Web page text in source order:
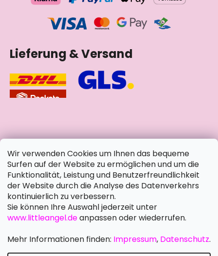
Wir verwenden Cookies um Ihnen das bequeme
Surfen auf der Website zu ermöglichen und um die
Funktionalität, Leistung und Benutzerfreundlichkeit
der Website durch die Analyse des Datenverkehrs
kontinuierlich zu verbessern.
Sie können Ihre Auswahl jederzeit unter
www.littleangel.deanpassen oder wiederrufen.
Mehr Informationen finden: Impressum, Datenschutz.
Lieferung & Versand
soziale Netzwerke